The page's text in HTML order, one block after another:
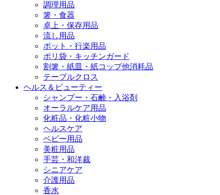
調理用品
箸・食器
卓上・保存用品
流し用品
ポット・行楽用品
ポリ袋・キッチンガード
割箸・紙皿・紙コップ他消耗品
テーブルクロス
ヘルス＆ビューティー
シャンプー・石鹸・入浴剤
オーラルケア用品
化粧品・化粧小物
ヘルスケア
ベビー用品
美粧用品
手芸・和洋裁
シニアケア
介護用品
香水